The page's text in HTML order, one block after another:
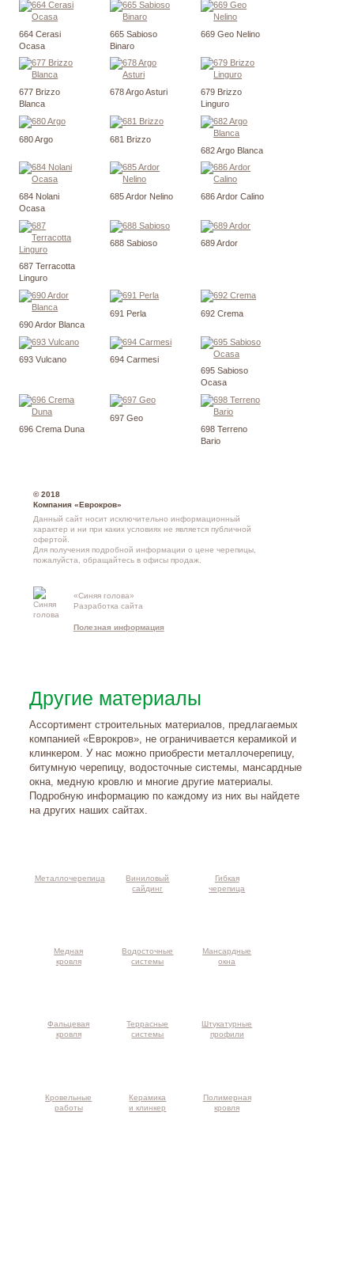
664 Cerasi
Ocasa
665 Sabioso
Binaro
669 Geo Nelino
677 Brizzo
Blanca
678 Argo Asturi
679 Brizzo
Linguro
680 Argo
681 Brizzo
682 Argo Blanca
684 Nolani
Ocasa
685 Ardor Nelino 686 Ardor Calino
687 Terracotta
Linguro
688 Sabioso 689 Ardor
690 Ardor Blanca
691 Perla 692 Crema
693 Vulcano
694 Carmesi
695 Sabioso
Ocasa
696 Crema Duna
697 Geo
698 Terreno
Bario
© 2018
Компания «Еврокров»
Данный сайт носит исключительно информационный
характер и ни при каких условиях не является публичной
офертой.
Для получения подробной информации оцене черепицы
пожалуйста, обращайтесь в офисы продаж.
«Синяя голова»
Разработка сайта
Полезная информация
Другие материалы
Ассортимент строительных материалов, предлагаемых
компанией «Еврокров», не ограничивается керамикой и
клинкером. У нас можно приобрести металлочерепицу,
битумную черепицу, водосточные системы, мансардные
окна, медную кровлю и многие другие материалы.
Подробную информацию по каждому из них вы найдете
на других наших сайтах.
Металлочерепица
Виниловый
сайдинг
Гибкая
черепица
Медная
кровля
Водосточные
системы
Мансардные
окна
Фальцевая
кровля
Террасные
системы
Штукатурные
профили
Кровельные
работы
Керамика
и клинкер
Полимерная
кровля